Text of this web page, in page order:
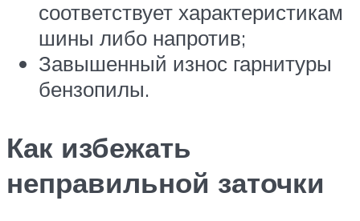
соответствует характеристикам
шины либо напротив;
Завышенный износ гарнитуры
бензопилы.
Как избежать
неправильной заточки